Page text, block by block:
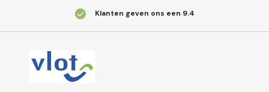
Klanten geven ons een 9.4